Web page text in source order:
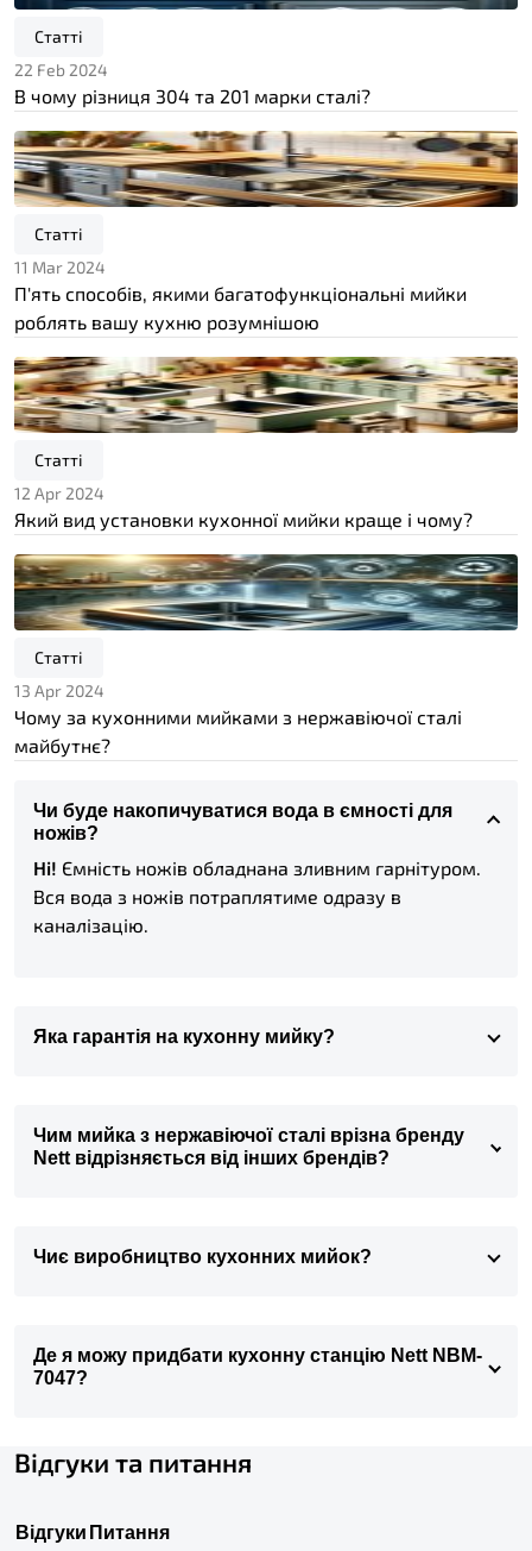
Статті
22 Feb 2024
В чому різниця 304 та 201 марки сталі?
Статті
11 Mar 2024
П'ять способів, якими багатофункціональні мийки
роблять вашу кухню розумнішою
Статті
12 Apr 2024
Який вид установки кухонної мийки краще і чому?
Статті
13 Apr 2024
Чому за кухонними мийками з нержавіючої сталі
майбутнє?
Чи буде накопичуватися вода в ємності для
ножів?
Ні! Ємність ножів обладнана зливним гарнітуром.
Вся вода з ножів потраплятиме одразу в
каналізацію.
Яка гарантія на кухонну мийку?
Чим мийка з нержавіючої сталі врізна бренду
Nett відрізняється від інших брендів?
Чиє виробництво кухонних мийок?
Де я можу придбати кухонну станцію Nett NBM-
7047?
Відгуки та питання
Відгуки Питання